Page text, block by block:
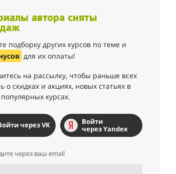
автора сняты
подборку других курсов по теме и
для их оплаты!
на рассылку, чтобы раньше всех
о скидках и акциях, новых статьях в
курсах.
через VK
Войти
через Yandex
через ваш email